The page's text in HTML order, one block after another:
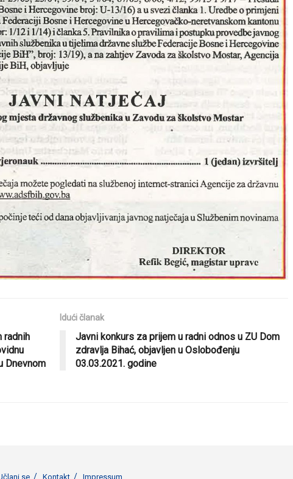
radnih
Dnevnom
Idući članak
Javni konkurs za prijem u radni odnos u ZU Dom
zdravlja Bihać, objavljen u Oslobođenju
03.03.2021. godine
se Kontakt Impressum